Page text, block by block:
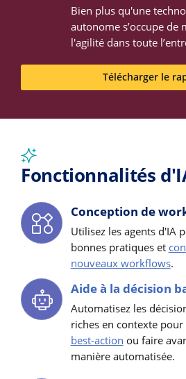
Bien plus qu'une
autonome s’occupe
l'agilité dans toute
Télécharger le
Fonctionnalités
Conception de
Utilisez les agents d'IA
bonnes pratiques et
nouveaux workflows.
Aide à la décision
Automatisez les
riches en contexte
best-action ou faire
manière automatisée.